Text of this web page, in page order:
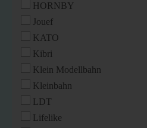
HORNBY
Jouef
KATO
Kibri
Klein Modellbahn
Kleinbahn
LDT
Lifelike